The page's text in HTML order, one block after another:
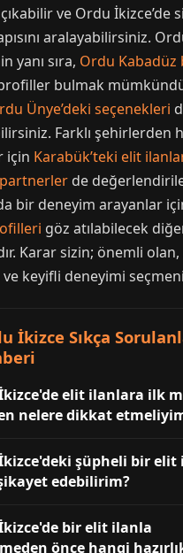
ve Ordu İkizce’de
aralayabilirsiniz.
yanı sıra, Ordu Kabadüz
bulmak
Ünye’deki seçenekleri
Farklı şehirlerden
için Karabük’teki elit
partnerler de
bir deneyim arayanlar
göz atılabilecek
Karar sizin; önemli
keyifli deneyimi
İkizce Sıkça
elit ilanlara ilk
nelere dikkat
şüpheli bir elit
edebilirim?
bir elit ilanla
önce hangi